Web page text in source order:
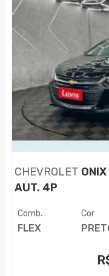
CHEVROLET
AUT. 4P
Comb.
FLEX
Cor